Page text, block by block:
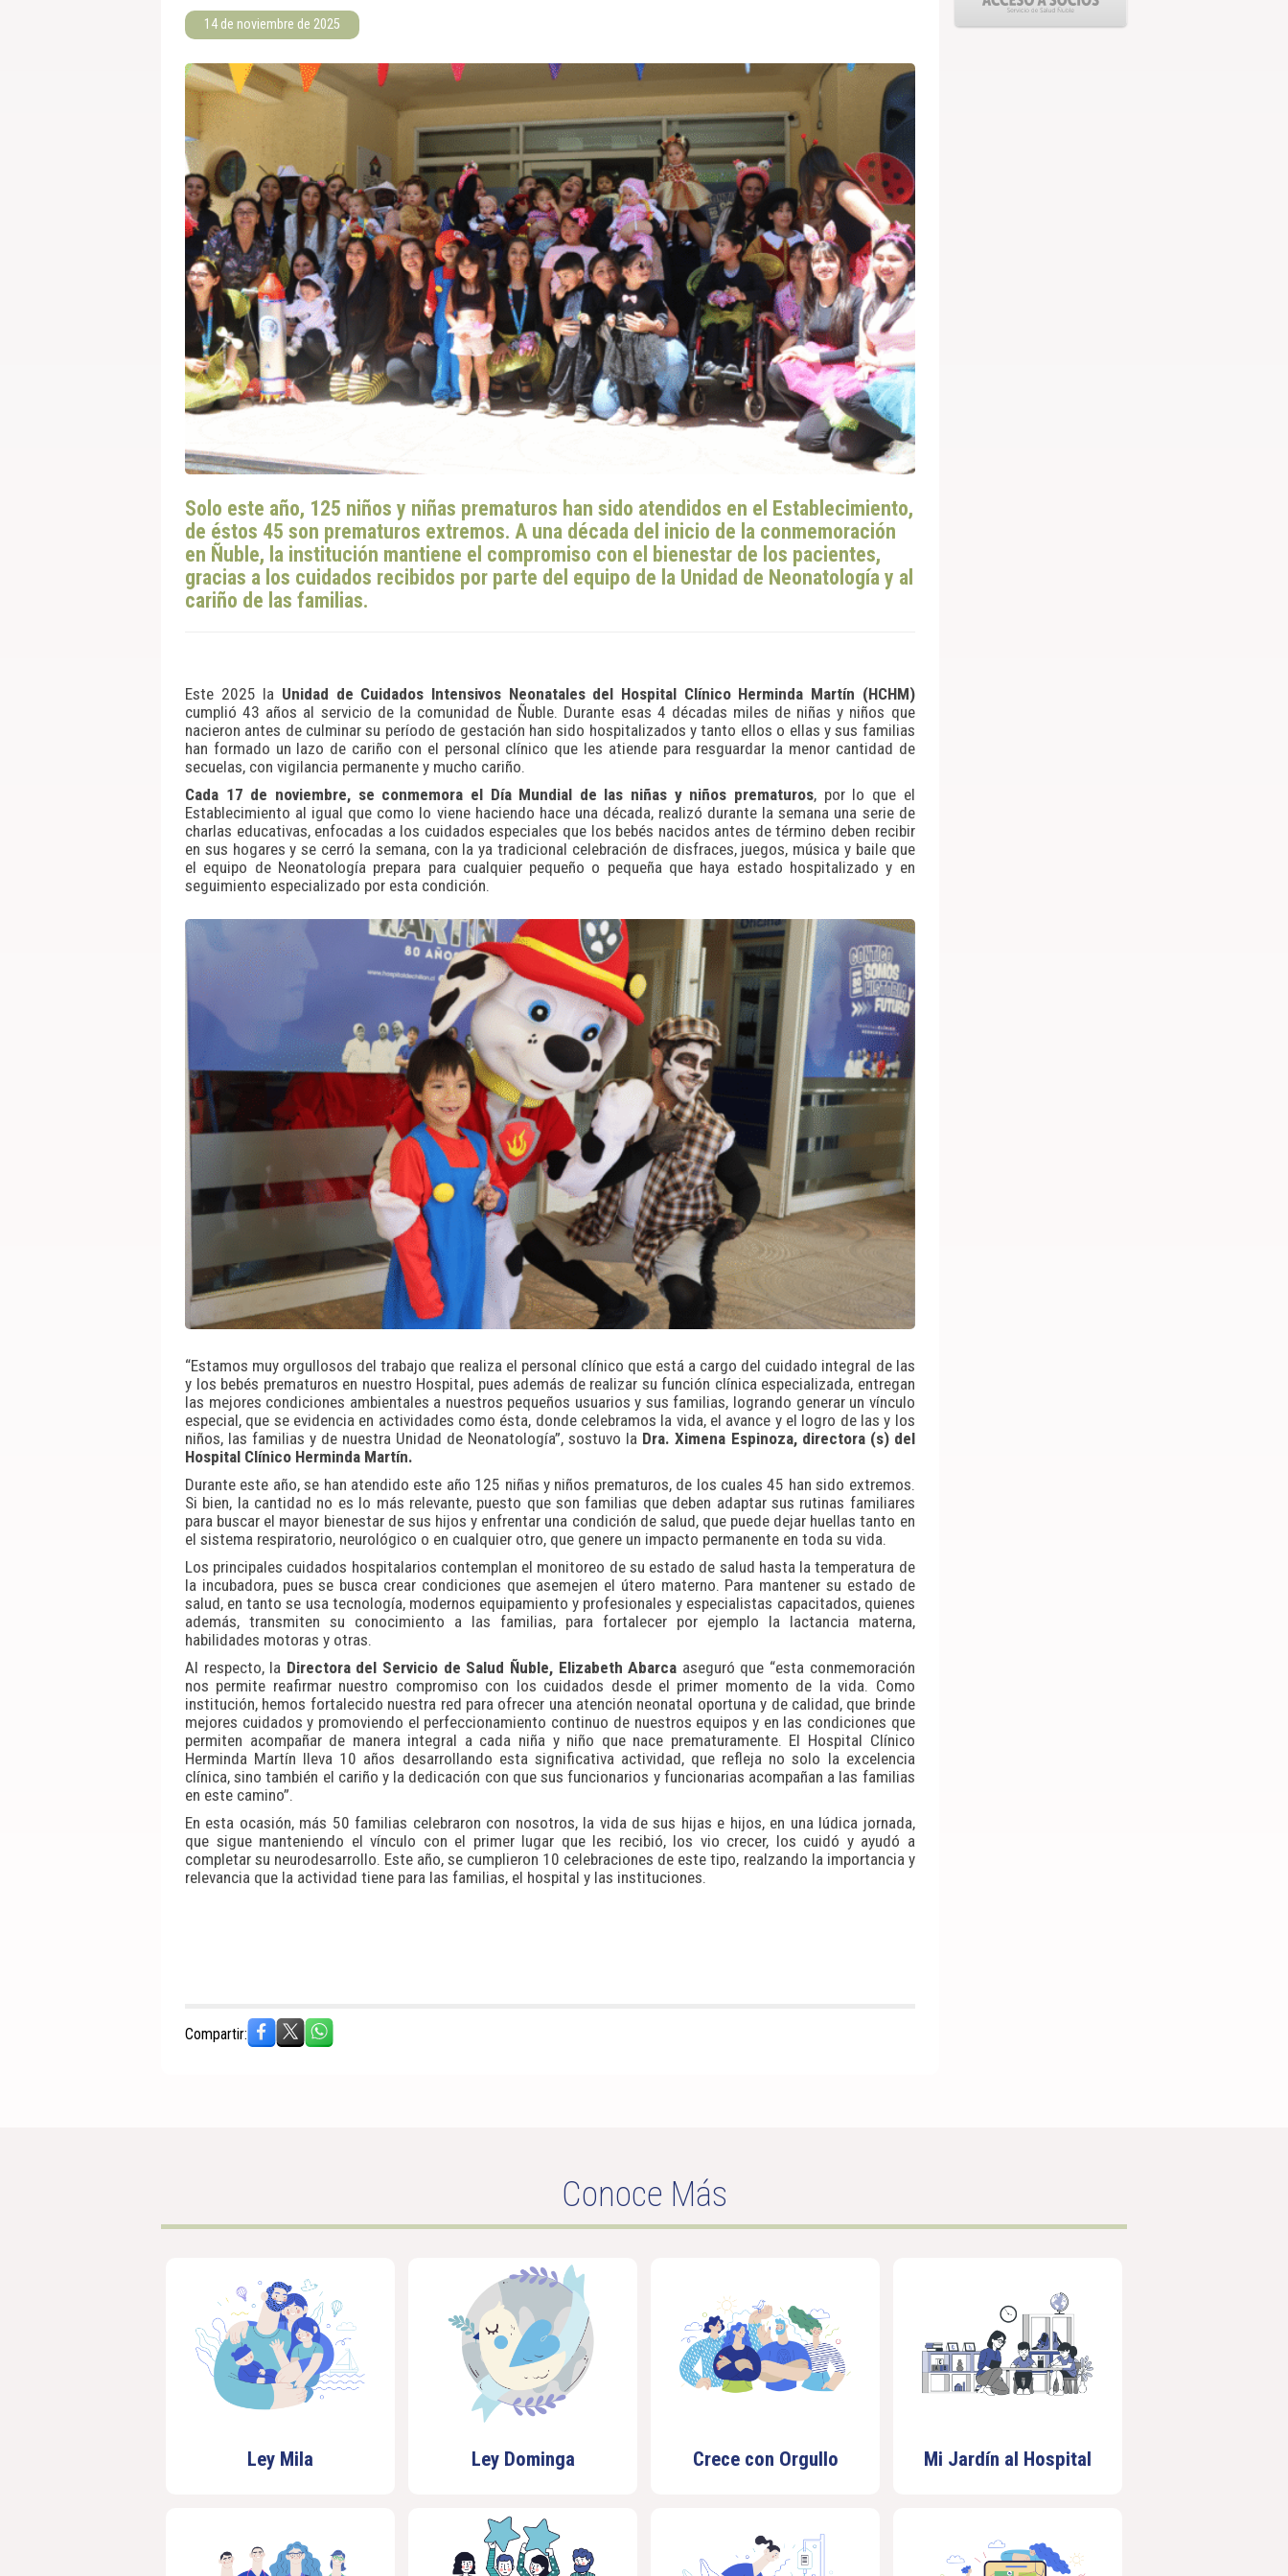
14 de noviembre de 2025
Solo este año, 125 niños y niñas prematuros han sido atendidos en el Establecimiento,
de éstos 45 son prematuros extremos. A una década del inicio de la conmemoración
en Ñuble, la institución mantiene el compromiso con el bienestar de los pacientes,
gracias a los cuidados recibidos por parte del equipo de la Unidad de Neonatología y al
cariño de las familias.
Este 2025 la Unidad de Cuidados Intensivos Neonatales del Hospital Clínico Herminda Martín (HCHM)
cumplió 43 años al servicio de la comunidad de Ñuble. Durante esas 4 décadas miles de niñas y niños que
nacieron antes de culminar su período de gestación han sido hospitalizados y tanto ellos o ellas y sus familias
han formado un lazo de cariño con el personal clínico que les atiende para resguardar la menor cantidad de
secuelas, con vigilancia permanente y mucho cariño.
Cada 17 de noviembre, se conmemora el Día Mundial de las niñas y niños prematuros, por lo que el
Establecimiento al igual que como lo viene haciendo hace una década, realizó durante la semana una serie de
charlas educativas, enfocadas a los cuidados especiales que los bebés nacidos antes de término deben recibir
en sus hogares y se cerró la semana, con la ya tradicional celebración de disfraces, juegos, música y baile que
el equipo de Neonatología prepara para cualquier pequeño o pequeña que haya estado hospitalizado y en
seguimiento especializado por esta condición.
“Estamos muy orgullosos del trabajo que realiza el personal clínico que está a cargo del cuidado integral de las
y los bebés prematuros en nuestro Hospital, pues además de realizar su función clínica especializada, entregan
las mejores condiciones ambientales a nuestros pequeños usuarios y sus familias, logrando generar un vínculo
especial, que se evidencia en actividades como ésta, donde celebramos la vida, el avance y el logro de las y los
niños, las familias y de nuestra Unidad de Neonatología”, sostuvo la Dra. Ximena Espinoza, directora (s) del
Hospital Clínico Herminda Martín.
Durante este año, se han atendido este año 125 niñas y niños prematuros, de los cuales 45 han sido extremos.
Si bien, la cantidad no es lo más relevante, puesto que son familias que deben adaptar sus rutinas familiares
para buscar el mayor bienestar de sus hijos y enfrentar una condición de salud, que puede dejar huellas tanto en
el sistema respiratorio, neurológico o en cualquier otro, que genere un impacto permanente en toda su vida.
Los principales cuidados hospitalarios contemplan el monitoreo de su estado de salud hasta la temperatura de
la incubadora, pues se busca crear condiciones que asemejen el útero materno. Para mantener su estado de
salud, en tanto se usa tecnología, modernos equipamiento y profesionales y especialistas capacitados, quienes
además, transmiten su conocimiento a las familias, para fortalecer por ejemplo la lactancia materna,
habilidades motoras y otras.
Al respecto, la Directora del Servicio de Salud Ñuble, Elizabeth Abarca aseguró que “esta conmemoración
nos permite reafirmar nuestro compromiso con los cuidados desde el primer momento de la vida. Como
institución, hemos fortalecido nuestra red para ofrecer una atención neonatal oportuna y de calidad, que brinde
mejores cuidados y promoviendo el perfeccionamiento continuo de nuestros equipos y en las condiciones que
permiten acompañar de manera integral a cada niña y niño que nace prematuramente. El Hospital Clínico
Herminda Martín lleva 10 años desarrollando esta significativa actividad, que refleja no solo la excelencia
clínica, sino también el cariño y la dedicación con que sus funcionarios y funcionarias acompañan a las familias
en este camino”.
En esta ocasión, más 50 familias celebraron con nosotros, la vida de sus hijas e hijos, en una lúdica jornada,
que sigue manteniendo el vínculo con el primer lugar que les recibió, los vio crecer, los cuidó y ayudó a
completar su neurodesarrollo. Este año, se cumplieron 10 celebraciones de este tipo, realzando la importancia y
relevancia que la actividad tiene para las familias, el hospital y las instituciones.
Compartir:
Conoce Más
Ley Mila Ley Dominga Crece con Orgullo Mi Jardín al Hospital